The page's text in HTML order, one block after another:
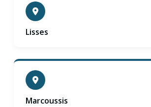
Lisses
Marcoussis